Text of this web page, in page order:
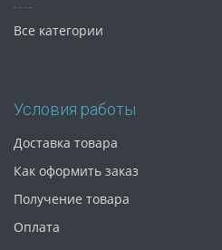
Все категории
Условия работы
Доставка товара
Как оформить заказ
Получение товара
Оплата